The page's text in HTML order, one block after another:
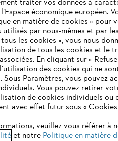
durable
de protection des données
traiter vos données à
économique européen.
en matière de cookies » pour
par nous-mêmes et par
les cookies », vous nous
de tous les cookies et le
En cliquant sur «
des cookies qui ne
Paramètres, vous pouvez
Vous pouvez retirer
de cookies individuels ou
avec effet futur sous « Cookies
veuillez vous référer à
et notre Politique en matière